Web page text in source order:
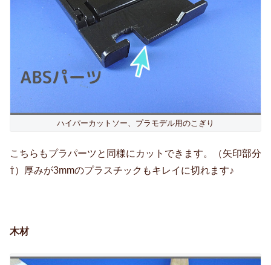
ハイパーカットソー、プラモデル用のこぎり
こちらもプラパーツと同様にカットできます。（矢印部分
⇧）厚みが3mmのプラスチックもキレイに切れます♪
木材